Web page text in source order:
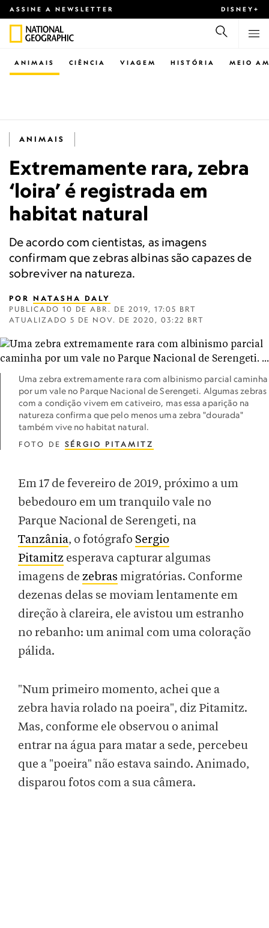
ASSINE A NEWSLETTER DISNEY+
CIÊNCIA VIAGEM
ANIMAIS HISTÓRIA MEIO
ANIMAIS
Extremamente rara, zebra
‘loira’ é registrada em
habitat natural
De acordo com cientistas, as imagens
confirmam que zebras albinas são capazes de
sobreviver na natureza.
POR NATASHA DALY
PUBLICADO 10 DE ABR. DE 2019, 17:05 BRT
ATUALIZADO 5 DE NOV. DE 2020, 03:22 BRT
Uma zebra extremamente rara com albinismo parcial caminha
por um vale no Parque Nacional de Serengeti. Algumas zebras
com a condição vivem em cativeiro, mas essa aparição na
natureza confirma que pelo menos uma zebra "dourada"
também vive no habitat natural.
FOTO DE SÉRGIO PITAMITZ
Em 17 de fevereiro de 2019, próximo a um
bebedouro em um tranquilo vale no
Parque Nacional de Serengeti, na
Tanzânia, o fotógrafo Sergio
Pitamitz esperava capturar algumas
imagens de zebras migratórias. Conforme
dezenas delas se moviam lentamente em
direção à clareira, ele avistou um estranho
no rebanho: um animal com uma coloração
pálida.
"Num primeiro momento, achei que a
zebra havia rolado na poeira", diz Pitamitz.
Mas, conforme ele observou o animal
entrar na água para matar a sede, percebeu
que a "poeira" não estava saindo. Animado,
disparou fotos com a sua câmera.